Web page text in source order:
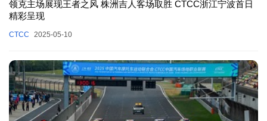
领克主场展现王者之风 株洲吉人客场取胜 CTCC浙江宁波首日
精彩呈现
CTCC 2025-05-10